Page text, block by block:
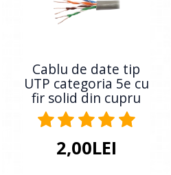
Cablu de date tip
UTP categoria 5e cu
fir solid din cupru
2,00LEI